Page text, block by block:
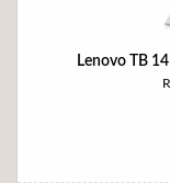
Lenovo TB